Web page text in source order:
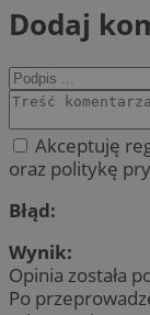
Dodaj
Akceptuję
oraz politykę
Błąd:
Wynik:
Opinia została
Po